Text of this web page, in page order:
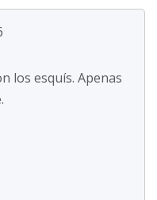
los esquís. Apenas